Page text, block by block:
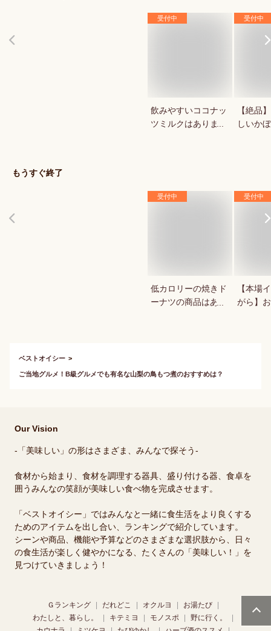
受付中
飲みやすいココナッ
ツミルクはあります
受付中
【絶品
しいか
もうすぐ終了
受付中
低カロリーの焼きド
ーナツの商品はあり
受付中
【本場
がら】
ベストオイシー
ご当地グルメ！B級グルメでも有名な山梨の鳥もつ煮のおすすめは？
Our Vision
-「美味しい」の形はさまざま、みんなで探そう-
食材から始まり、食材を調理する器具、盛り付ける器、食卓を
囲うみんなの笑顔が美味しい食べ物を完成させます。
「ベストオイシー」ではみんなと一緒に食生活をより良くする
ためのアイテムを出し合い、ランキングで紹介しています。
シーンや商品、機能や予算などのさまざまな選択肢から、日々
の食生活が楽しく健やかになる、たくさんの「美味しい！」を
見つけていきましょう！
Ｇランキング だれどこ オクルヨ
お湯たび
わたしと、暮らし。
キテミヨ モノスポ
野に行く。